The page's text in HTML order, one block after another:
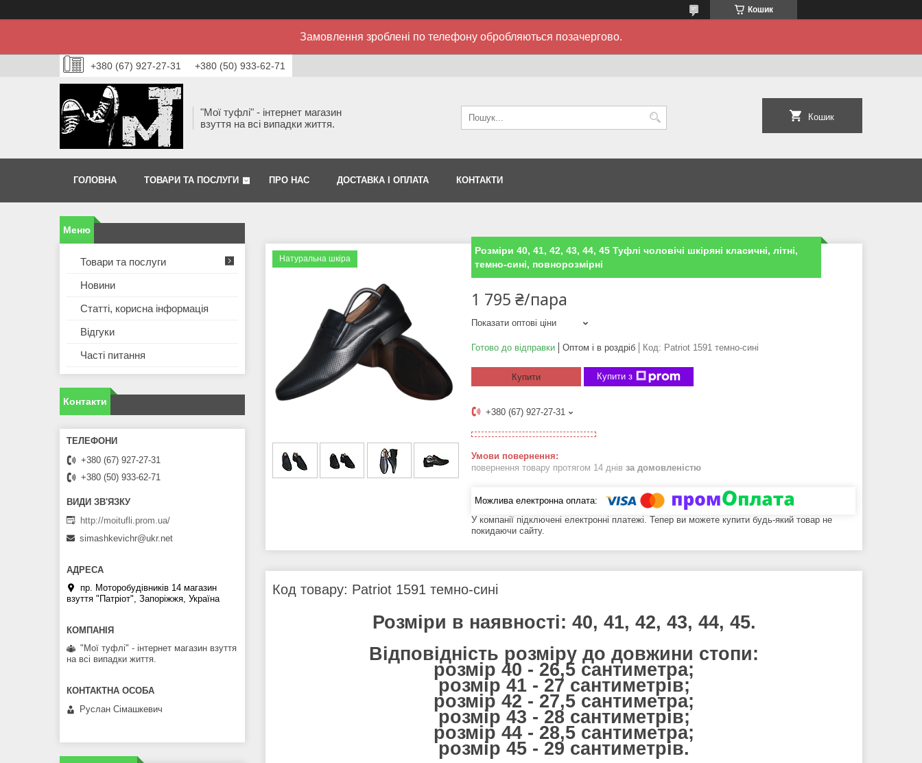
Кошик
Замовлення зроблені по телефону обробляються позачергово.
+380 (67) 927-27-31 +380 (50) 933-62-71
"Мої туфлі" - інтернет магазин
взуття на всі випадки життя.
Кошик
ГОЛОВНА ТОВАРИ ТА ПОСЛУГИ ПРО НАС ДОСТАВКА І ОПЛАТА КОНТАКТИ
Натуральна шкіра
Розміри 40, 41, 42, 43, 44, 45 Туфлі чоловічі шкіряні класичні, літні,
темно-сині, повнорозмірні
1 795 ₴/пара
Показати оптові ціни
Готово до відправки Оптом і в роздріб Код: Patriot 1591 темно-сині
Купити Купити з
+380 (67) 927-27-31
повернення товару протягом 14 днів за домовленістю
У компанії підключені електронні платежі. Тепер ви можете купити будь-який товар не
покидаючи сайту.
Код товару: Patriot 1591 темно-сині
Розміри в наявності: 40, 41, 42, 43, 44, 45.
Відповідність розміру до довжини стопи:
розмір 40 - 26,5 сантиметра;
розмір 41 - 27 сантиметрів;
розмір 42 - 27,5 сантиметра;
розмір 43 - 28 сантиметрів;
розмір 44 - 28,5 сантиметра;
розмір 45 - 29 сантиметрів.
Товари та послуги
Новини
Статті, корисна інформація
Відгуки
Часті питання
Контакти
+380 (67) 927-27-31
+380 (50) 933-62-71
http://moitufli.prom.ua/
simashkevichr@ukr.net
пр. Моторобудівників 14 магазин
взуття "Патріот", Запоріжжя, Україна
"Мої туфлі" - інтернет магазин взуття
на всі випадки життя.
Руслан Сімашкевич